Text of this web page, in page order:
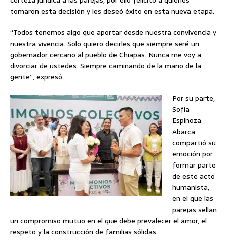
tomaron esta decisión y les deseó éxito en esta nueva etapa.
“Todos tenemos algo que aportar desde nuestra convivencia y
nuestra vivencia. Solo quiero decirles que siempre seré un
gobernador cercano al pueblo de Chiapas. Nunca me voy a
divorciar de ustedes. Siempre caminando de la mano de la
gente”, expresó.
Por su parte,
Sofía
Espinoza
Abarca
compartió su
emoción por
formar parte
de este acto
humanista,
en el que las
parejas sellan
un compromiso mutuo en el que debe prevalecer el amor, el
respeto y la construcción de familias sólidas.